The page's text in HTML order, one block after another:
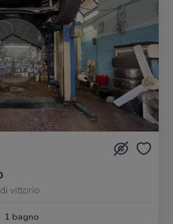
vittorio
1 bagno